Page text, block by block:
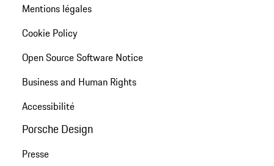
Mentions légales
Cookie Policy
Open Source Software Notice
Business and Human Rights
Accessibilité
Porsche Design
Presse